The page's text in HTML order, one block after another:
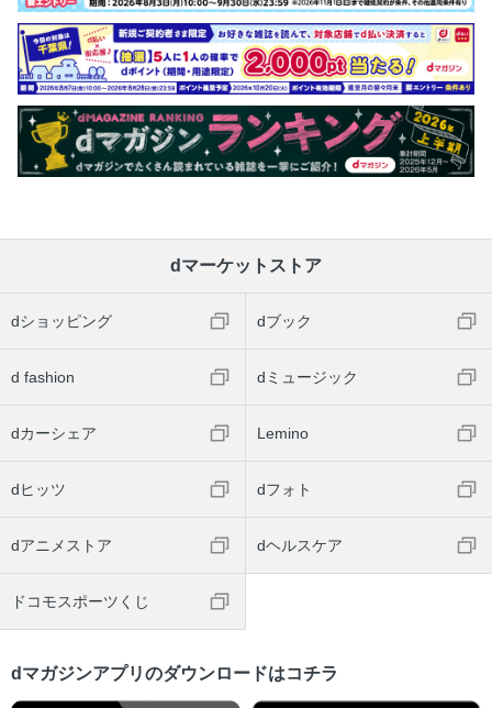
dマーケットストア
dショッピング dブック
d fashion dミュージック
dカーシェア Lemino
dヒッツ dフォト
dアニメストア dヘルスケア
ドコモスポーツくじ
dマガジンアプリのダウンロードはコチラ